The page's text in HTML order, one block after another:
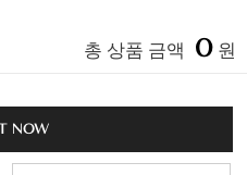
총 상품 금액 0 원
NOW